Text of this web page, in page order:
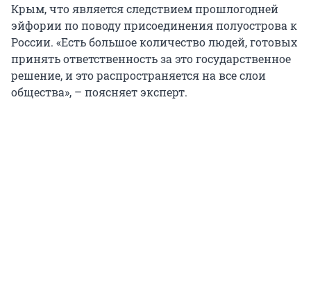
Крым, что является следствием прошлогодней
эйфории по поводу присоединения полуострова к
России. «Есть большое количество людей, готовых
принять ответственность за это государственное
решение, и это распространяется на все слои
общества», – поясняет эксперт.